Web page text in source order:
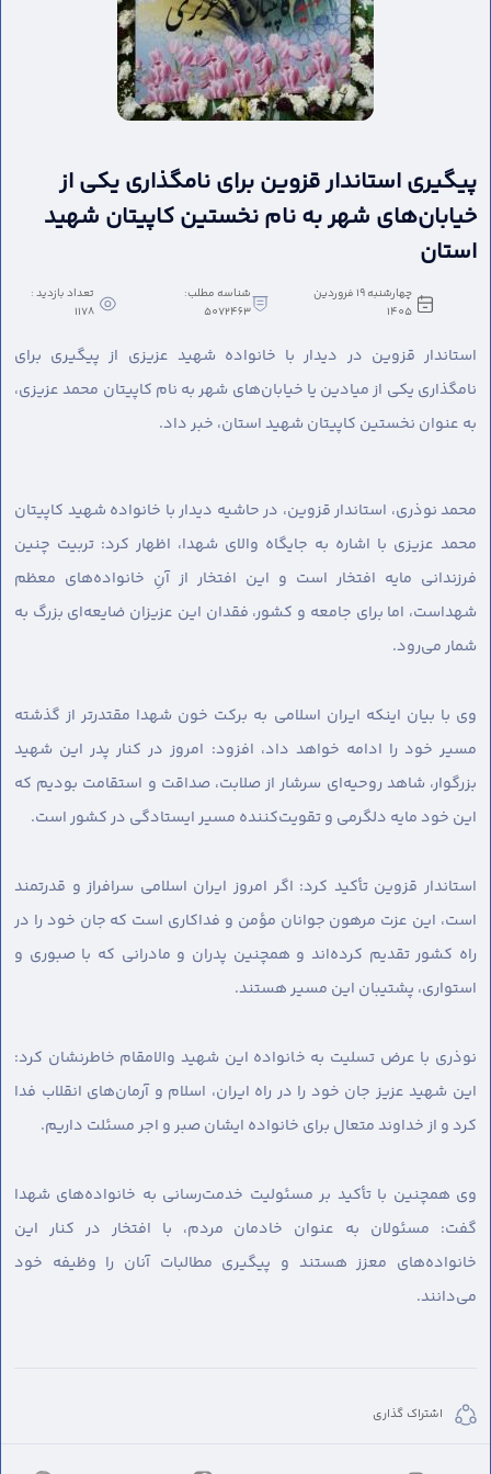
پیگیری استاندار قزوین برای نامگذاری یکی از
خیابان‌های شهر به نام نخستین کاپیتان شهید
استان
چهارشنبه 19 فروردین
1405
شناسه مطلب:
5072463
تعداد بازدید :
1178
استاندار قزوین در دیدار با خانواده شهید عزیزی از پیگیری برای
نامگذاری یکی از میادین یا خیابان‌های شهر به نام کاپیتان محمد عزیزی،
به عنوان نخستین کاپیتان شهید استان، خبر داد.
محمد نوذری، استاندار قزوین، در حاشیه دیدار با خانواده شهید کاپیتان
محمد عزیزی با اشاره به جایگاه والای شهدا، اظهار کرد: تربیت چنین
فرزندانی مایه افتخار است و این افتخار از آنِ خانواده‌های معظم
شهداست، اما برای جامعه و کشور، فقدان این عزیزان ضایعه‌ای بزرگ به
شمار می‌رود.
وی با بیان اینکه ایران اسلامی به برکت خون شهدا مقتدرتر از گذشته
مسیر خود را ادامه خواهد داد، افزود: امروز در کنار پدر این شهید
بزرگوار، شاهد روحیه‌ای سرشار از صلابت، صداقت و استقامت بودیم که
این خود مایه دلگرمی و تقویت‌کننده مسیر ایستادگی در کشور است.
استاندار قزوین تأکید کرد: اگر امروز ایران اسلامی سرافراز و قدرتمند
است، این عزت مرهون جوانان مؤمن و فداکاری است که جان خود را در
راه کشور تقدیم کرده‌اند و همچنین پدران و مادرانی که با صبوری و
استواری، پشتیبان این مسیر هستند.
نوذری با عرض تسلیت به خانواده این شهید والامقام خاطرنشان کرد:
این شهید عزیز جان خود را در راه ایران، اسلام و آرمان‌های انقلاب فدا
کرد و از خداوند متعال برای خانواده ایشان صبر و اجر مسئلت داریم.
وی همچنین با تأکید بر مسئولیت خدمت‌رسانی به خانواده‌های شهدا
گفت: مسئولان به عنوان خادمان مردم، با افتخار در کنار این
خانواده‌های معزز هستند و پیگیری مطالبات آنان را وظیفه خود
می‌دانند.
اشتراک گذاری